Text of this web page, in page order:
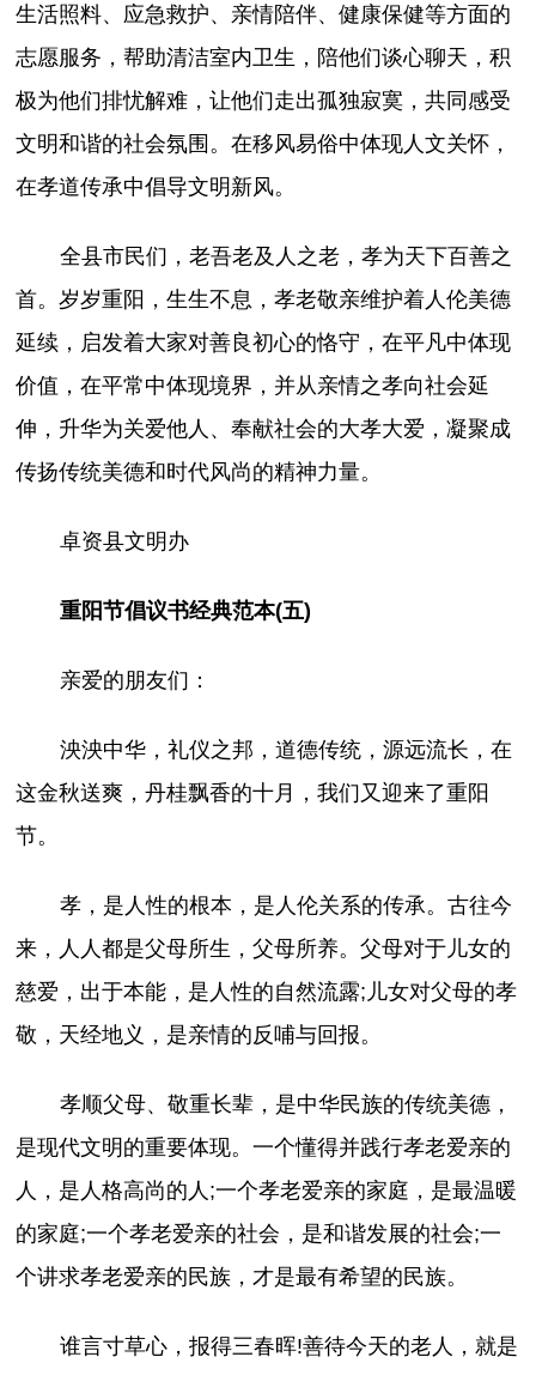
生活照料、应急救护、亲情陪伴、健康保健等方面的
志愿服务，帮助清洁室内卫生，陪他们谈心聊天，积
极为他们排忧解难，让他们走出孤独寂寞，共同感受
文明和谐的社会氛围。在移风易俗中体现人文关怀，
在孝道传承中倡导文明新风。
全县市民们，老吾老及人之老，孝为天下百善之
首。岁岁重阳，生生不息，孝老敬亲维护着人伦美德
延续，启发着大家对善良初心的恪守，在平凡中体现
价值，在平常中体现境界，并从亲情之孝向社会延
伸，升华为关爱他人、奉献社会的大孝大爱，凝聚成
传扬传统美德和时代风尚的精神力量。
卓资县文明办
重阳节倡议书经典范本(五)
亲爱的朋友们：
泱泱中华，礼仪之邦，道德传统，源远流长，在
这金秋送爽，丹桂飘香的十月，我们又迎来了重阳
节。
孝，是人性的根本，是人伦关系的传承。古往今
来，人人都是父母所生，父母所养。父母对于儿女的
慈爱，出于本能，是人性的自然流露;儿女对父母的孝
敬，天经地义，是亲情的反哺与回报。
孝顺父母、敬重长辈，是中华民族的传统美德，
是现代文明的重要体现。一个懂得并践行孝老爱亲的
人，是人格高尚的人;一个孝老爱亲的家庭，是最温暖
的家庭;一个孝老爱亲的社会，是和谐发展的社会;一
个讲求孝老爱亲的民族，才是最有希望的民族。
谁言寸草心，报得三春晖!善待今天的老人，就是